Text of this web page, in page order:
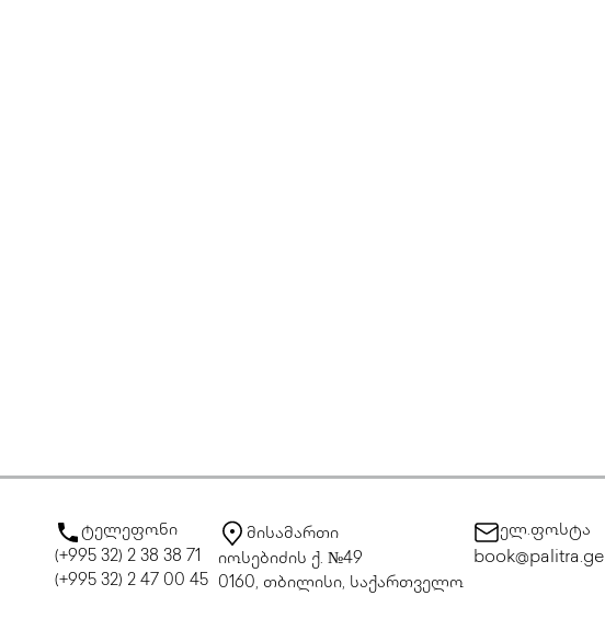
ტელეფონი
(+995 32) 2 38 38 71
(+995 32) 2 47 00 45
მისამართი
იოსებიძის ქ. №49
0160, თბილისი, საქართველო
ელ.ფოსტა
book@palitra.ge